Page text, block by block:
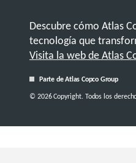
Descubre cómo Atlas
tecnología que
Visita la web de Atlas
Parte de Atlas Copco Group
© 2026 Copyright. Todos los